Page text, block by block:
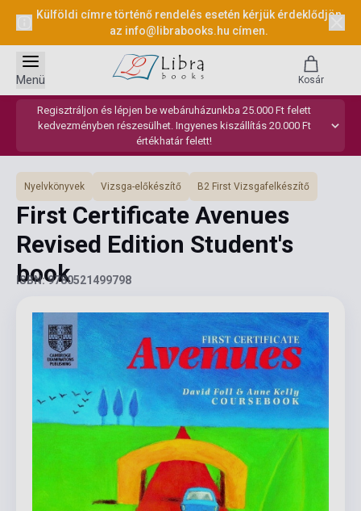
Külföldi címre történő rendelés esetén kérjük érdeklődjön
az info@librabooks.hu címen.
Regisztráljon és lépjen be webáruházunkba 25.000 Ft felett
kedvezményben részesülhet. Ingyenes kiszállítás 20.000 Ft
értékhatár felett!
Menü Kosár
Nyelvkönyvek Vizsga-előkészítő B2 First Vizsgafelkészítő
First Certificate Avenues
Revised Edition Student's
book
ISBN: 9780521499798